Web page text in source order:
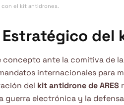
con el kit antidrones.
Estratégico
concepto ante la comitiva de
internacionales para
del kit antidrone de ARES
guerra electrónica y la